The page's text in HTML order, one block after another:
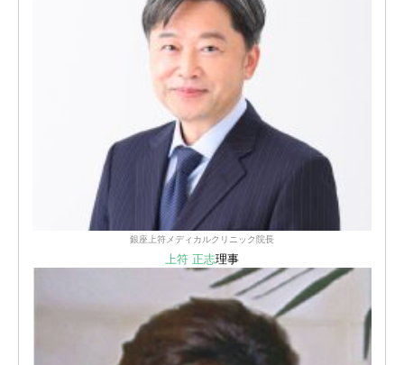
銀座上符メディカルクリニック院長
上符 正志理事